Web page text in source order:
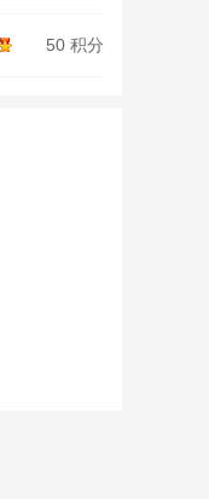
50 积分